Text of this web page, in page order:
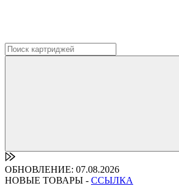
ОБНОВЛЕНИЕ: 07.08.2026
НОВЫЕ ТОВАРЫ - ССЫЛКА